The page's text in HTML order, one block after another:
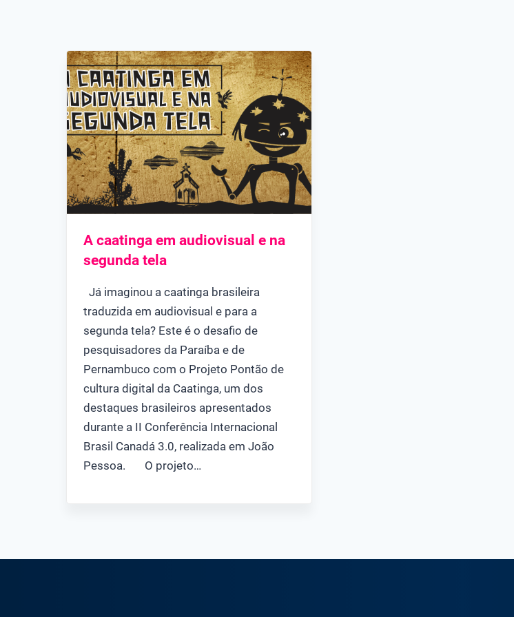
A caatinga em audiovisual e na
segunda tela
Já imaginou a caatinga brasileira
traduzida em audiovisual e para a
segunda tela? Este é o desafio de
pesquisadores da Paraíba e de
Pernambuco com o Projeto Pontão de
cultura digital da Caatinga, um dos
destaques brasileiros apresentados
durante a II Conferência Internacional
Brasil Canadá 3.0, realizada em João
Pessoa. O projeto…